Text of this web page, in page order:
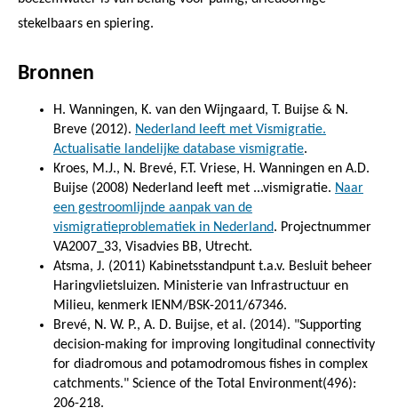
stekelbaars en spiering.
Bronnen
H. Wanningen, K. van den Wijngaard, T. Buijse & N.
Breve (2012). Nederland leeft met Vismigratie.
Actualisatie landelijke database vismigratie.
Kroes, M.J., N. Brevé, F.T. Vriese, H. Wanningen en A.D.
Buijse (2008) Nederland leeft met ...vismigratie. Naar
een gestroomlijnde aanpak van de
vismigratieproblematiek in Nederland. Projectnummer
VA2007_33, Visadvies BB, Utrecht.
Atsma, J. (2011) Kabinetsstandpunt t.a.v. Besluit beheer
Haringvlietsluizen. Ministerie van Infrastructuur en
Milieu, kenmerk IENM/BSK-2011/67346.
Brevé, N. W. P., A. D. Buijse, et al. (2014). "Supporting
decision-making for improving longitudinal connectivity
for diadromous and potamodromous fishes in complex
catchments." Science of the Total Environment(496):
206-218.